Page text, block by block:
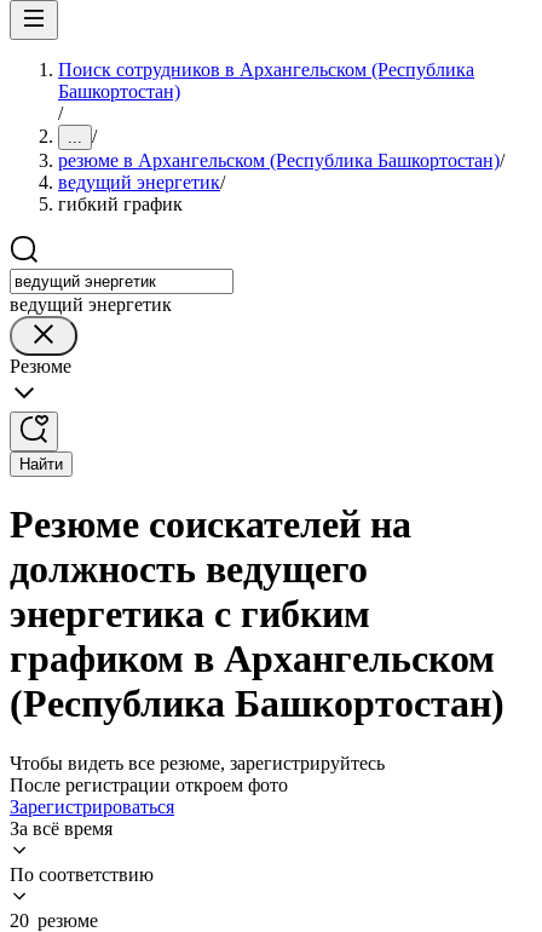
Поиск сотрудников в Архангельском (Республика
Башкортостан)
/
... /
резюме в Архангельском (Республика Башкортостан)/
ведущий энергетик/
гибкий график
ведущий энергетик
Резюме
Найти
Резюме соискателей на
должность ведущего
энергетика с гибким
графиком в Архангельском
(Республика Башкортостан)
Чтобы видеть все резюме, зарегистрируйтесь
После регистрации откроем фото
Зарегистрироваться
За всё время
По соответствию
20 резюме